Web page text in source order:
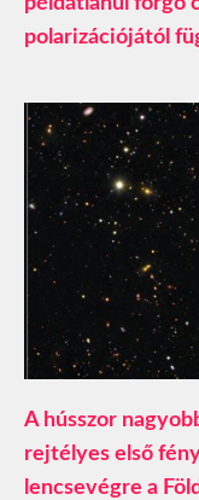
polarizációjától
A hússzor
rejtélyes első
lencsevégre a